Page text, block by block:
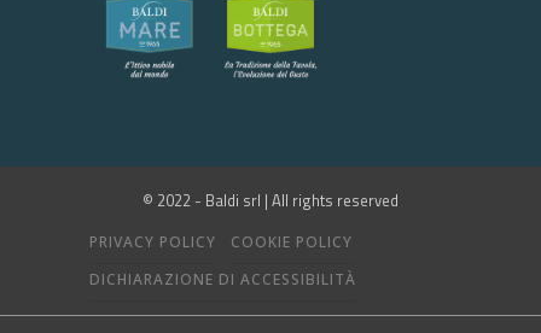
© 2022 - Baldi srl | All rights reserved
PRIVACY POLICY
COOKIE POLICY
DICHIARAZIONE DI ACCESSIBILITÀ